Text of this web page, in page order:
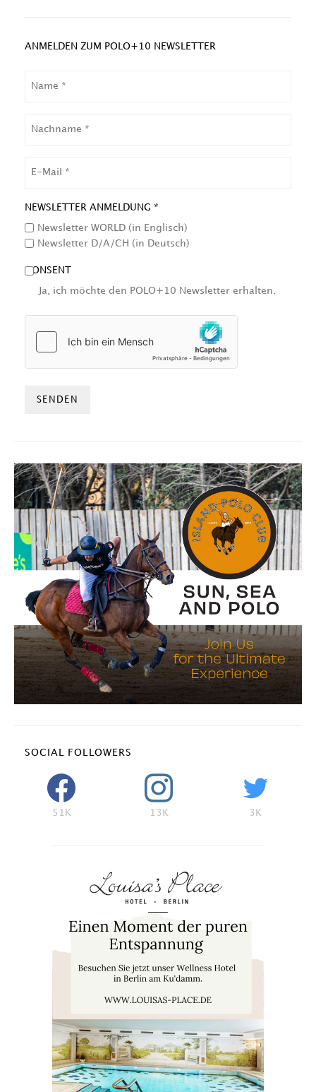
ANMELDEN ZUM POLO+10 NEWSLETTER
NEWSLETTER ANMELDUNG *
Newsletter WORLD (in Englisch)
Newsletter D/A/CH (in Deutsch)
CONSENT
Ja, ich möchte den POLO+10 Newsletter erhalten.
SOCIAL FOLLOWERS
51K 13K 3K